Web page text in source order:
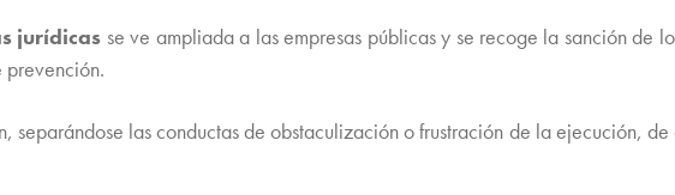
jurídicas se ve ampliada a las empresas públicas y se recoge la sanción de
separándose las conductas de obstaculización o frustración de la ejecución,